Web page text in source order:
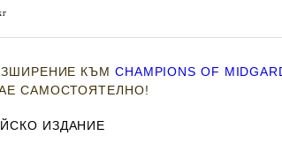
КЪМ CHAMPIONS OF
САМОСТОЯТЕЛНО!
ИЗДАНИЕ